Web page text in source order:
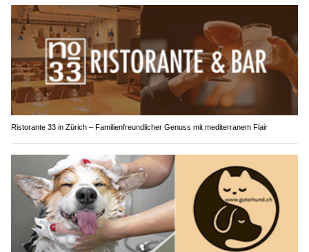
Ristorante 33 in Zürich – Familienfreundlicher Genuss mit mediterranem Flair